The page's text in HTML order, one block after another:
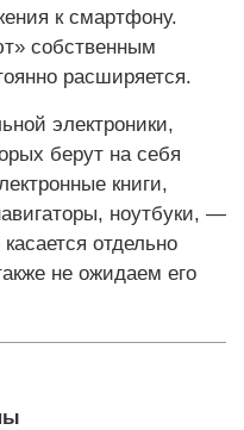
к смартфону.
собственным
расширяется.
электроники,
берут на себя
книги,
ноутбуки, —
отдельно
не ожидаем его